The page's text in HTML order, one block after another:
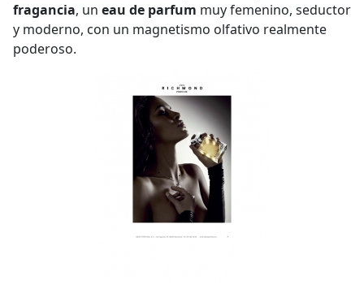
fragancia, un eau de parfum muy femenino, seductor
y moderno, con un magnetismo olfativo realmente
poderoso.